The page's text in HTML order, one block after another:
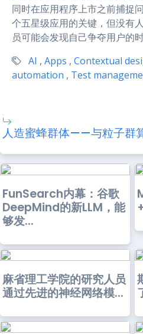
同时在应用程序上市之前捕捉
个五星级应用的关键，但没有
员可能会发现自己争夺用户的
AI , Apps , Contextual
automation , Test
人造蜜蜂群体——与粒子群
FunSearch内幕：谷歌
DeepMind的新LLM，能
够发...
麻省理工学院的研究人员
通过先进的神经网络模...